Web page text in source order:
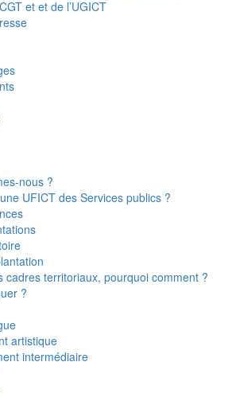
et et de l’UGICT
nous ?
UFICT des Services publics ?
cadres territoriaux, pourquoi comment ?
?
artistique
intermédiaire